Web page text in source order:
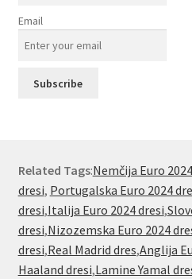
Email
Related Tags:Nemčija Euro
dresi, Portugalska Euro 2024
dresi,Italija Euro 2024 dresi,
dresi,Nizozemska Euro 2024
dresi,Real Madrid dres,Anglija
Haaland dresi,Lamine Yamal